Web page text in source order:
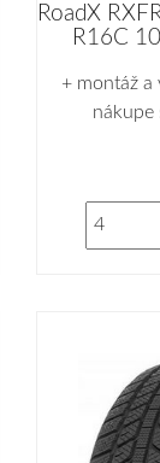
RoadX
R16C
+ montáž a
nákupe